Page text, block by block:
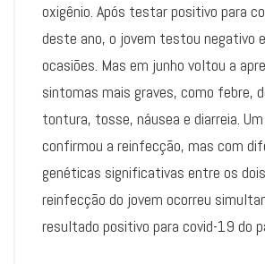
oxigênio. Após testar positivo para
deste ano, o jovem testou negativo
ocasiões. Mas em junho voltou a
sintomas mais graves, como febre,
tontura, tosse, náusea e diarreia.
confirmou a reinfecção, mas com
genéticas significativas entre os
reinfecção do jovem ocorreu
resultado positivo para covid-19 do